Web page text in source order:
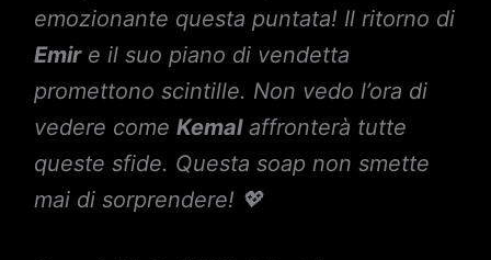
emozionante questa puntata! Il ritorno di
Emire il suo piano di vendetta
promettono scintille. Non vedo l’ora di
vedere come Kemalaffronterà tutte
queste sfide. Questa soap non smette
mai di sorprendere! 💖